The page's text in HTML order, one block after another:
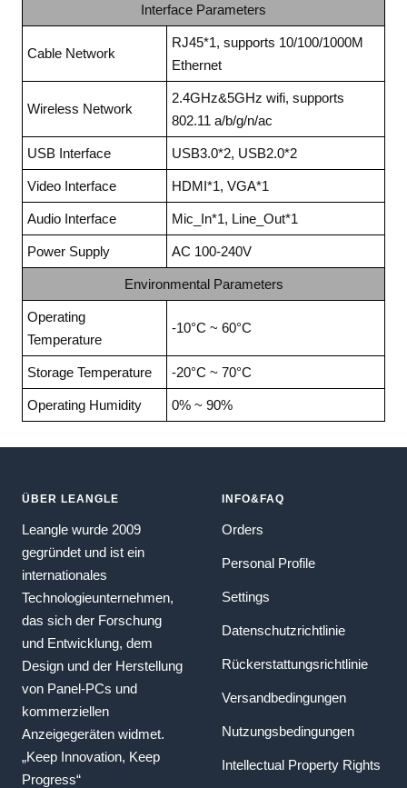
Interface Parameters
Cable Network
RJ45*1, supports 10/100/1000M
Ethernet
Wireless Network
2.4GHz&5GHz wifi, supports
802.11 a/b/g/n/ac
USB Interface USB3.0*2, USB2.0*2
Video Interface HDMI*1, VGA*1
Audio Interface Mic_In*1, Line_Out*1
Power Supply AC 100-240V
Environmental Parameters
Operating
Temperature
-10°C ~ 60°C
Storage Temperature -20°C ~ 70°C
Operating Humidity 0% ~ 90%
ÜBER LEANGLE
Leangle wurde 2009
gegründet und ist ein
internationales
Technologieunternehmen,
das sich der Forschung
und Entwicklung, dem
Design und der Herstellung
von Panel-PCs und
kommerziellen
Anzeigegeräten widmet.
„Keep Innovation, Keep
Progress“
INFO&FAQ
Orders
Personal Profile
Settings
Datenschutzrichtlinie
Rückerstattungsrichtlinie
Versandbedingungen
Nutzungsbedingungen
Intellectual Property Rights